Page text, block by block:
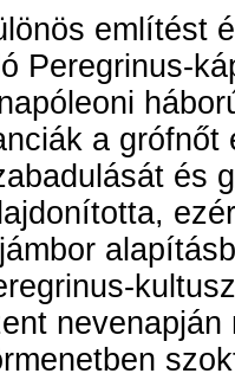
említést
Peregrinus-
a grófnőt
és
nevenapján